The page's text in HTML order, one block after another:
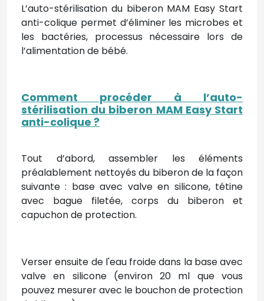
L’auto-stérilisation du biberon MAM Easy Start
anti-colique permet d’éliminer les microbes et
les bactéries, processus nécessaire lors de
l’alimentation de bébé.
Comment procéder à l’auto-
stérilisation du biberon MAM Easy Start
anti-colique ?
Tout d’abord, assembler les éléments
préalablement nettoyés du biberon de la façon
suivante : base avec valve en silicone, tétine
avec bague filetée, corps du biberon et
capuchon de protection.
Verser ensuite de l'eau froide dans la base avec
valve en silicone (environ 20 ml que vous
pouvez mesurer avec le bouchon de protection